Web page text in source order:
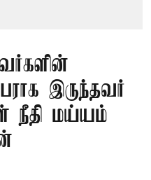
இருந்தவர்
நீதி மய்யம்